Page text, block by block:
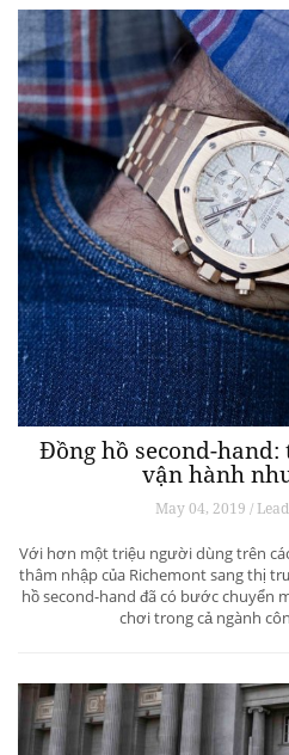
Đồng hồ second-
vận hành
May 04, 2019 /
Với hơn một triệu người dùng trên
thâm nhập của Richemont sang thị
hồ second-hand đã có bước chuyển
chơi trong cả ngành